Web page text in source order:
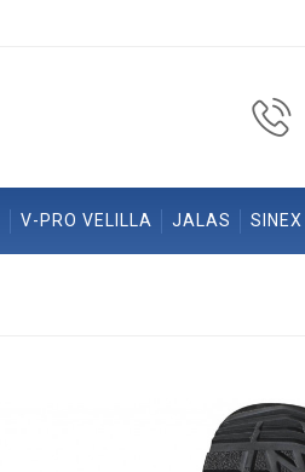
V-PRO VELILLA JALAS SINEX